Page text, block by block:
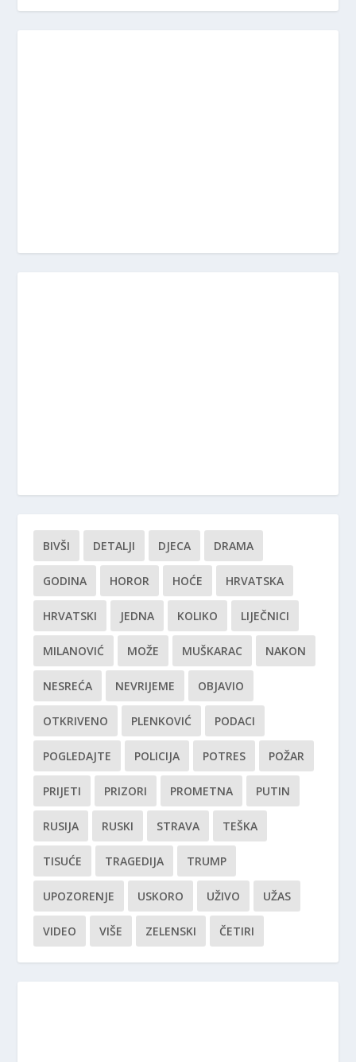
BIVŠI DETALJI DJECA DRAMA
GODINA HOROR HOĆE HRVATSKA
HRVATSKI JEDNA KOLIKO LIJEČNICI
MILANOVIĆ MOŽE MUŠKARAC NAKON
NESREĆA NEVRIJEME OBJAVIO
OTKRIVENO PLENKOVIĆ PODACI
POGLEDAJTE POLICIJA POTRES POŽAR
PRIJETI PRIZORI PROMETNA PUTIN
RUSIJA RUSKI STRAVA TEŠKA
TISUĆE TRAGEDIJA TRUMP
UPOZORENJE USKORO UŽIVO UŽAS
VIDEO VIŠE ZELENSKI ČETIRI